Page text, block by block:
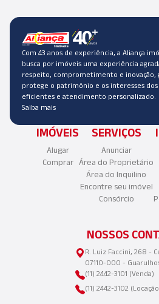
Com 43 anos de experiência, a Aliança
busca por imóveis uma experiência
respeito, comprometimento e inovação,
protege o patrimônio e os interesses
eficientes e atendimento personalizado.
Saiba mais
IMÓVEIS
Alugar
Comprar
SERVIÇOS
Anunciar
Área do Proprietário
Área do Inquilino
Encontre seu imóvel
Consórcio
NOSSOS
R. Luiz Faccini, 268 -
07110-000 -
(11) 2442-3101 (Venda)
(11) 2442-3102